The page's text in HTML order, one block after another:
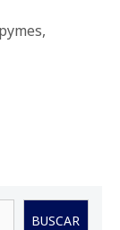
pymes,
BUSCAR